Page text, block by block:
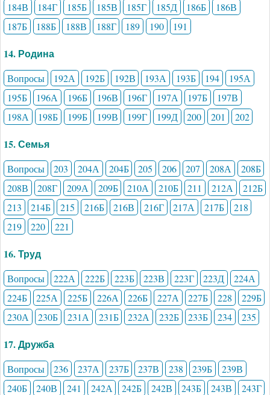
184В
184Г 185Б 185В 185Г 185Д 186Б
186В
187Б
188Б 188В 188Г 189 190 191
14. Родина
Вопросы 192А 192Б 192В 193А 193Б 194
195А
195Б
196А 196Б 196В 196Г 197А 197Б
197В
198А
198Б 199Б 199В 199Г 199Д 200 201 202
15. Семья
Вопросы 203 204А 204Б 205 206 207 208А
208Б
208В
208Г 209А 209Б 210А 210Б 211 212А
212Б
213
214Б 215 216Б 216В 216Г 217А 217Б
218
219
220 221
16. Труд
Вопросы 222А 222Б 223Б 223В 223Г 223Д
224А
224Б
225А 225Б 226А 226Б 227А 227Б 228
229Б
230А
230Б 231А 231Б 232А 232Б 233Б 234 235
17. Дружба
Вопросы 236 237А 237Б 237В 238 239Б
239В
240Б
240В 241 242А 242Б 242В 243Б 243В
243Г